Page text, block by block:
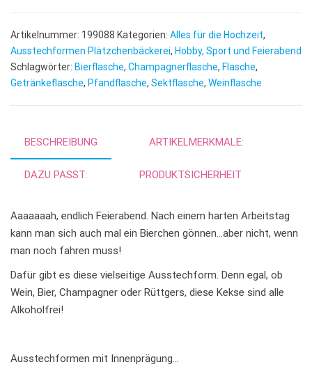
e
r
n
a
v
:
Artikelnummer: 199088 Kategorien: Alles für die Hochzeit,
Ausstechformen Plätzchenbäckerei, Hobby, Sport und Feierabend
Schlagwörter: Bierflasche, Champagnerflasche, Flasche,
Getränkeflasche, Pfandflasche, Sektflasche, Weinflasche
BESCHREIBUNG ARTIKELMERKMALE:
DAZU PASST: PRODUKTSICHERHEIT
Aaaaaaah, endlich Feierabend. Nach einem harten Arbeitstag
kann man sich auch mal ein Bierchen gönnen…aber nicht, wenn
man noch fahren muss!
Dafür gibt es diese vielseitige Ausstechform. Denn egal, ob
Wein, Bier, Champagner oder Rüttgers, diese Kekse sind alle
Alkoholfrei!
Ausstechformen mit Innenprägung…